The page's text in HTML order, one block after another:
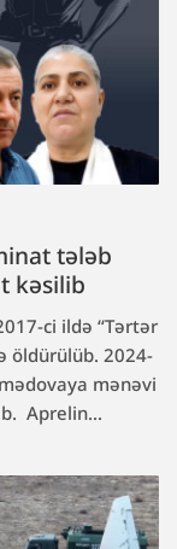
tələb
kəsilib
ci ildə “Tərtər
öldürülüb. 2024-
mənəvi
Aprelin...